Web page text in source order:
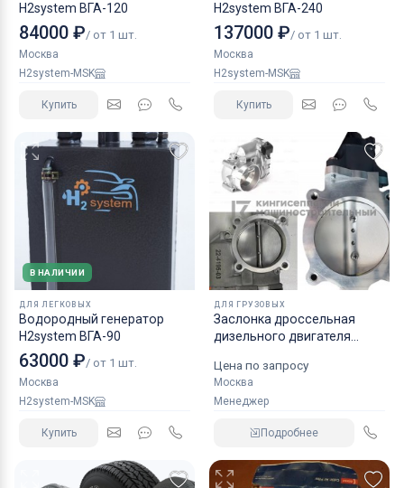
H2system ВГА-120
84000 ₽/ от 1 шт.
Москва
H2system-MSK
Купить
H2system ВГА-240
137000 ₽/ от 1 шт.
Москва
H2system-MSK
Купить
В НАЛИЧИИ
ДЛЯ ЛЕГКОВЫХ
Водородный генератор
H2system ВГА-90
63000 ₽/ от 1 шт.
Москва
H2system-MSK
Купить
ДЛЯ ГРУЗОВЫХ
Заслонка дроссельная
дизельного двигателя
Цена по запросу
Москва
Менеджер
Подробнее